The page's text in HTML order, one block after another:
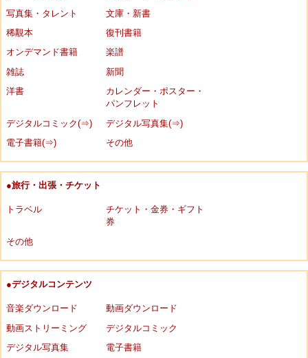
写真集・タレント
文庫・新書
稀覯本
復刊書籍
オンデマンド書籍
楽譜
雑誌
新聞
洋書
カレンダー・ポスター・
パンフレット
デジタルコミック(⇒)
デジタル写真集(⇒)
電子書籍(⇒)
その他
●旅行・出張・チケット
トラベル
チケット・金券・ギフト
券
その他
●デジタルコンテンツ
音楽ダウンロード
動画ダウンロード
動画ストリーミング
デジタルコミック
デジタル写真集
電子書籍